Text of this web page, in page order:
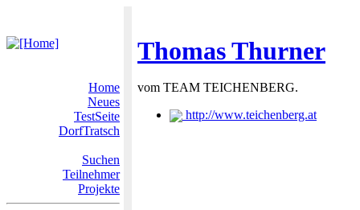
Thomas Thurner
Home
Neues
TestSeite
DorfTratsch
Suchen
Teilnehmer
Projekte
vom TEAM TEICHENBERG.
http://www.teichenberg.at